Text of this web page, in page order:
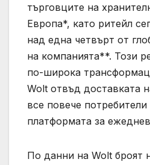
търговците на
Европа*, като ритейл
над една четвърт от
на компанията**. Този
по-широка
Wolt отвъд доставката
все повече потребители
платформата за
По данни на Wolt броят